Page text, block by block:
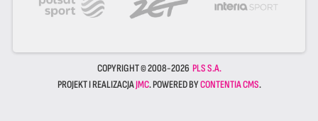
COPYRIGHT © 2008-2026 PLS S.A.
PROJEKT I REALIZACJAJMC. POWERED BYCONTENTIA CMS.